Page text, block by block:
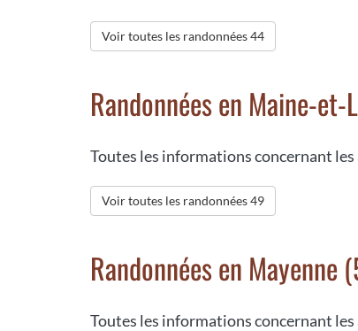
Voir toutes les randonnées 44
Randonnées en Maine-
Toutes les informations concernant
Voir toutes les randonnées 49
Randonnées en Mayenne
Toutes les informations concernant